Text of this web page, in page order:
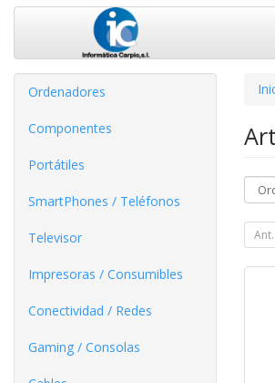
Ordenadores
Componentes
Portátiles
SmartPhones / Teléfonos
Televisor
Impresoras / Consumibles
Conectividad / Redes
Gaming / Consolas
Ant.